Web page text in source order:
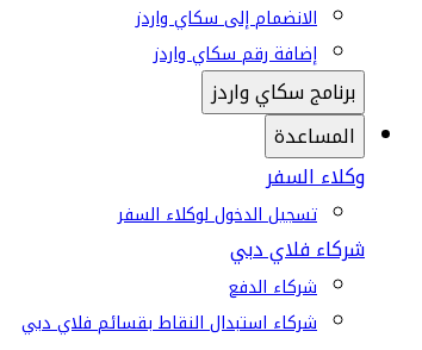
الانضمام إلى سكاي واردز
إضافة رقم سكاي واردز
برنامج سكاي واردز
المساعدة
وكلاء السفر
تسجيل الدخول لوكلاء السفر
شركاء فلاي دبي
شركاء الدفع
شركاء استبدال النقاط بقسائم فلاي دبي